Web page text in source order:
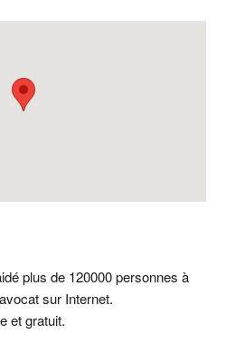
plus de 120000 personnes à
sur Internet.
et gratuit.